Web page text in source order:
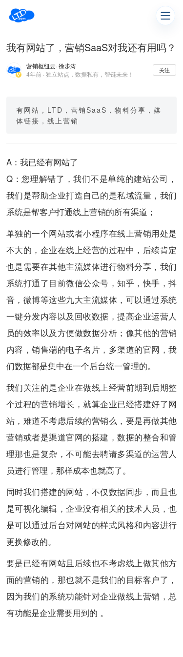
我有网站了，营销SaaS对我还有用吗？
营销枢纽云· 徐步涛
4年前 · 独立站点，数据私有，智链未来！
关注
有网站，LTD，营销SaaS，物料分享，媒
体链接，线上营销
A：我已经有网站了
Q：您理解错了，我们不是单纯的建站公司，
我们是帮助企业打造自己的是私域流量，我们
系统是帮客户打通线上营销的所有渠道；
单独的一个网站或者小程序在线上营销用处是
不大的，企业在线上经营的过程中，后续肯定
也是需要在其他主流媒体进行物料分享，我们
系统打通了目前微信公众号，知乎，快手，抖
音，微博等这些九大主流媒体，可以通过系统
一键分发内容以及回收数据，提高企业运营人
员的效率以及方便做数据分析；像其他的营销
内容，销售端的电子名片，多渠道的官网，我
们数据都是集中在一个后台统一管理的。
我们关注的是企业在做线上经营前期到后期整
个过程的营销增长，就算企业已经搭建好了网
站，难道不考虑后续的营销么，要是再做其他
营销或者是渠道官网的搭建，数据的整合和管
理那也是复杂，不可能去聘请多渠道的运营人
员进行管理，那样成本也就高了。
同时我们搭建的网站，不仅数据同步，而且也
是可视化编辑，企业没有相关的技术人员，也
是可以通过后台对网站的样式风格和内容进行
更换修改的。
要是已经有网站且后续也不考虑线上做其他方
面的营销的，那也就不是我们的目标客户了，
因为我们的系统功能针对企业做线上营销，总
有功能是企业需要用到的 。